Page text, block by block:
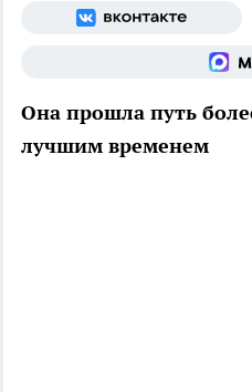
Она прошла путь
лучшим временем